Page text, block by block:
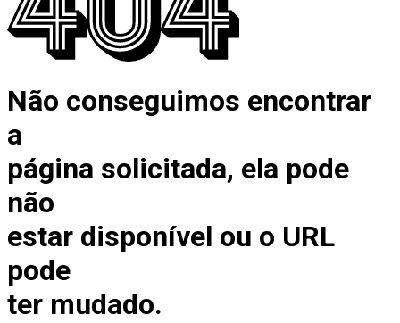
Não conseguimos encontrar
a
página solicitada, ela pode
não
estar disponível ou o URL
pode
ter mudado.